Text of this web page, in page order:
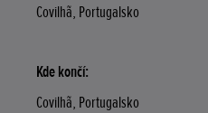
Covilhã, Portugalsko
Kde končí:
Covilhã, Portugalsko